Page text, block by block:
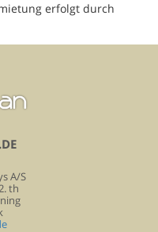
erfolgt durch
A/S
th